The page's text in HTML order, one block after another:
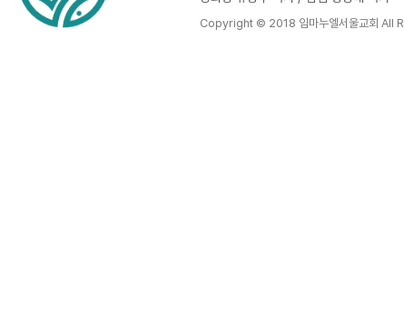
Copyright © 2018 임마누엘서울교회 All